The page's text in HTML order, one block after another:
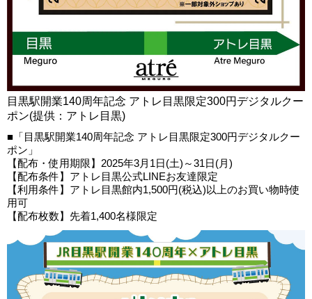
目黒駅開業140周年記念 アトレ目黒限定300円デジタルクー
ポン(提供：アトレ目黒)
■「目黒駅開業140周年記念 アトレ目黒限定300円デジタルクー
ポン」
【配布・使用期限】2025年3月1日(土)～31日(月)
【配布条件】アトレ目黒公式LINEお友達限定
【利用条件】アトレ目黒館内1,500円(税込)以上のお買い物時使
用可
【配布枚数】先着1,400名様限定